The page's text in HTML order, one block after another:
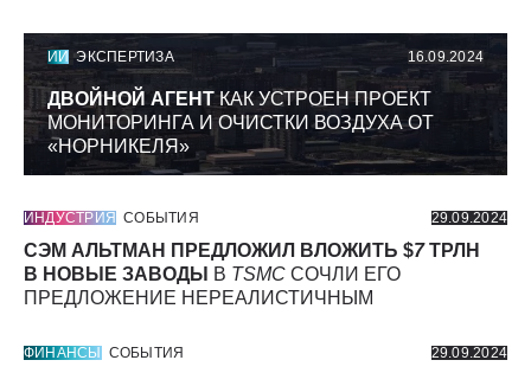
ИИ ЭКСПЕРТИЗА 16.09.2024
ДВОЙНОЙ АГЕНТКАК УСТРОЕН ПРОЕКТ
МОНИТОРИНГА И ОЧИСТКИ ВОЗДУХА ОТ
«НОРНИКЕЛЯ»
ИНДУСТРИЯ СОБЫТИЯ 29.09.2024
СЭМ АЛЬТМАН ПРЕДЛОЖИЛ ВЛОЖИТЬ $7ТРЛН
В НОВЫЕ ЗАВОДЫ
В TSMC СОЧЛИ ЕГО
ПРЕДЛОЖЕНИЕ НЕРЕАЛИСТИЧНЫМ
ФИНАНСЫ СОБЫТИЯ 29.09.2024